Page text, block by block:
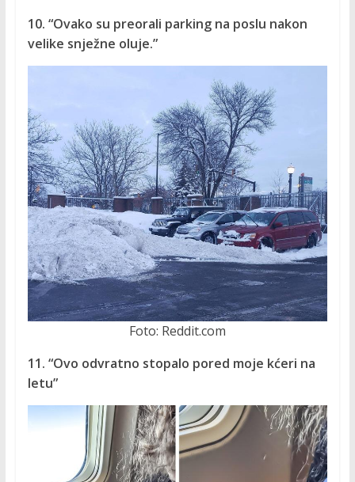
10. “Ovako su preorali parking na poslu nakon
velike snježne oluje.”
Foto: Reddit.com
11. “Ovo odvratno stopalo pored moje kćeri na
letu”